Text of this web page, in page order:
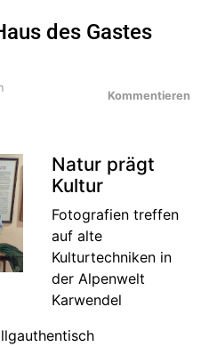
des Gastes
Kommentieren
Natur prägt
Kultur
Fotografien treffen
auf alte
Kulturtechniken in
der Alpenwelt
Karwendel